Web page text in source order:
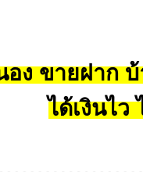
อง ขายฝาก
ได้เงินไ